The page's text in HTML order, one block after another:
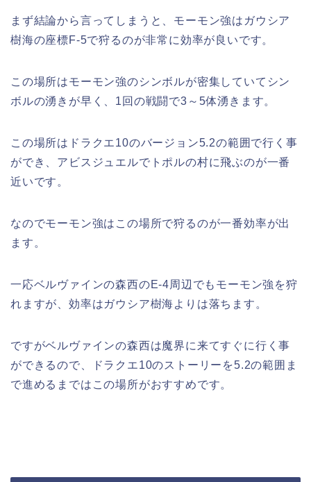
まず結論から言ってしまうと、モーモン強はガウシア
樹海の座標F-5で狩るのが非常に効率が良いです。
この場所はモーモン強のシンボルが密集していてシン
ボルの湧きが早く、1回の戦闘で3～5体湧きます。
この場所はドラクエ10のバージョン5.2の範囲で行く事
ができ、アビスジュエルでトポルの村に飛ぶのが一番
近いです。
なのでモーモン強はこの場所で狩るのが一番効率が出
ます。
一応ベルヴァインの森西のE-4周辺でもモーモン強を狩
れますが、効率はガウシア樹海よりは落ちます。
ですがベルヴァインの森西は魔界に来てすぐに行く事
ができるので、ドラクエ10のストーリーを5.2の範囲ま
で進めるまではこの場所がおすすめです。